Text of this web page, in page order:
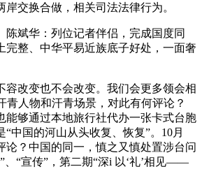
交换合做，相关司法法律行为。
斌华：列位记者伴侣，完成国度同
完整、中华平易近族底子好处，一面奢
改变也不会改变。我们会更多领会相
青人物和汗青场景，对此有何评论？
能够通过本地旅行社代办一张卡式台胞
中国的河山从头收复、恢复”。10月
论？中国的同一，慎之又慎处置涉台问
、“宣传”，第二期“深i 以‘礼’相见——